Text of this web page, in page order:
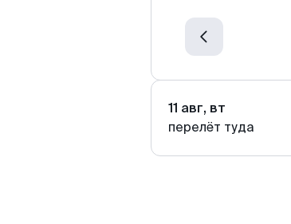
11 авг, вт
перелёт туда